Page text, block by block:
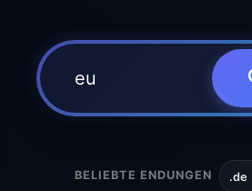
BELIEBTE ENDUNGEN .de